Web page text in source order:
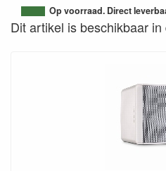
Op voorraad. Direct
Dit artikel is beschikbaar